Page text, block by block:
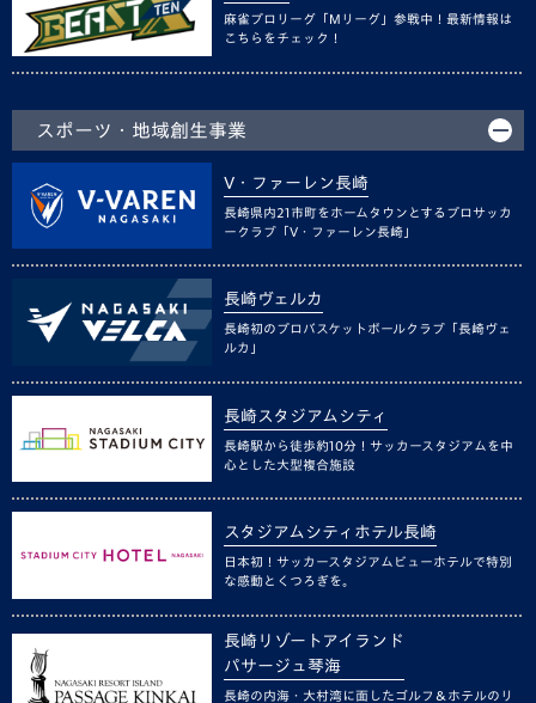
麻雀プロリーグ「Mリーグ」参戦中！最新情報は
こちらをチェック！
スポーツ・地域創生事業
V・ファーレン長崎
長崎県内21市町をホームタウンとするプロサッカ
ークラブ「V・ファーレン長崎」
長崎ヴェルカ
長崎初のプロバスケットボールクラブ「長崎ヴェ
ルカ」
長崎スタジアムシティ
長崎駅から徒歩約10分！サッカースタジアムを中
心とした大型複合施設
スタジアムシティホテル長崎
日本初！サッカースタジアムビューホテルで特別
な感動とくつろぎを。
長崎リゾートアイランド
パサージュ琴海
長崎の内海・大村湾に面したゴルフ＆ホテルのリ